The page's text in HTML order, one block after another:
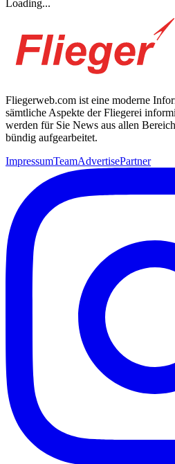
Loading...
Fliegerweb.com ist eine moderne
sämtliche Aspekte der Fliegerei
werden für Sie News aus allen
bündig aufgearbeitet.
ImpressumTeamAdvertisePartner